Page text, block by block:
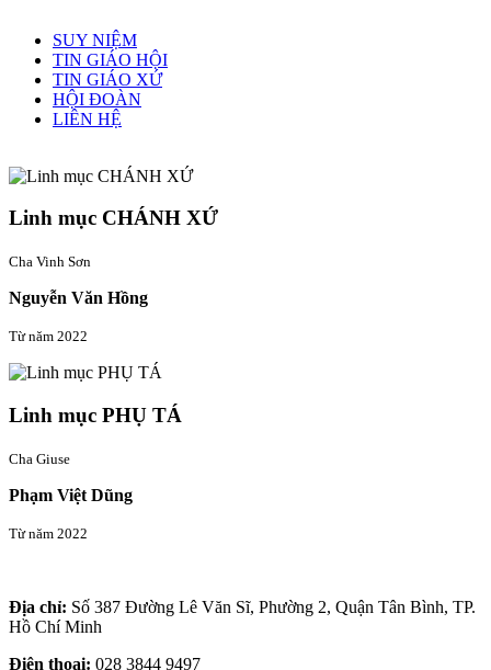
SUY NIỆM
TIN GIÁO HỘI
TIN GIÁO XỨ
HỘI ĐOÀN
LIÊN HỆ
Linh mục CHÁNH XỨ
Cha Vinh Sơn
Nguyễn Văn Hồng
Từ năm 2022
Linh mục PHỤ TÁ
Cha Giuse
Phạm Việt Dũng
Từ năm 2022
Địa chỉ: Số 387 Đường Lê Văn Sĩ, Phường 2, Quận Tân Bình, TP.
Hồ Chí Minh
Điện thoại: 028 3844 9497